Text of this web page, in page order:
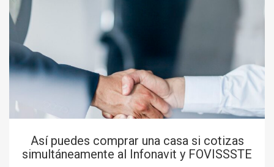
Así puedes comprar una casa si cotizas
simultáneamente al Infonavit y FOVISSSTE